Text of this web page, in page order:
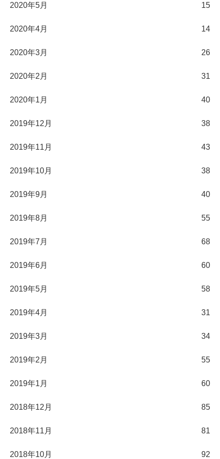
2020年5月 15
2020年4月 14
2020年3月 26
2020年2月 31
2020年1月 40
2019年12月 38
2019年11月 43
2019年10月 38
2019年9月 40
2019年8月 55
2019年7月 68
2019年6月 60
2019年5月 58
2019年4月 31
2019年3月 34
2019年2月 55
2019年1月 60
2018年12月 85
2018年11月 81
2018年10月 92